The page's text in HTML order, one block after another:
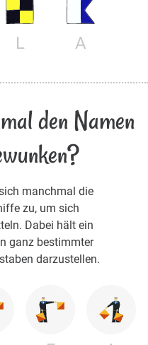
L A
den Namen
manchmal die
zu, um sich
Dabei hält ein
ganz bestimmter
darzustellen.